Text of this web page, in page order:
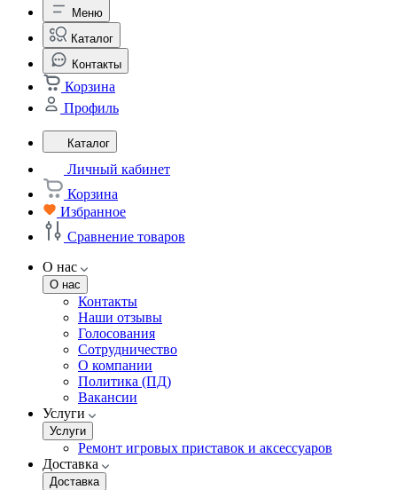
Меню
Каталог
Контакты
Корзина
Профиль
Каталог
Личный кабинет
Корзина
Избранное
Сравнение товаров
О нас
О нас
Контакты
Наши отзывы
Голосования
Сотрудничество
О компании
Политика (ПД)
Вакансии
Услуги
Услуги
Ремонт игровых приставок и аксессуаров
Доставка
Доставка